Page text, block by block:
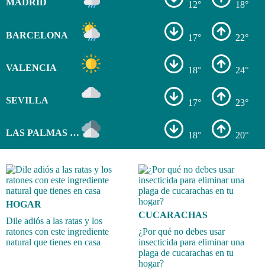
MADRID 12° 18°
BARCELONA 17° 22°
VALENCIA 18° 24°
SEVILLA 17° 23°
LAS PALMAS DE GRAN CANARIA 18° 20°
HOGAR
Dile adiós a las ratas y los
ratones con este ingrediente
natural que tienes en casa
CUCARACHAS
¿Por qué no debes usar
insecticida para eliminar una
plaga de cucarachas en tu
hogar?